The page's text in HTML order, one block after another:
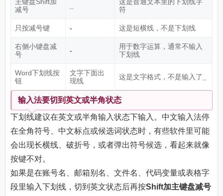
主键盘Shift加
减号
这是普通文本里的下划线字
符
只按减号键 - 这是短横线，不是下划线
右侧小键盘减
号
-
用于数字运算，通常不输入
下划线
Word下划线按
钮
文字下面出
现线
这是文字格式，不是输入了
输入法要切到英文或半角状态
下划线建议在英文或半角输入状态下输入。中文输入法停
在全角符号、中文标点或候选词状态时，有些软件里可能
会出现长横线、破折号，或者弹出符号候选，看起来就像
按键不对。
如果是在账号名、邮箱别名、文件名、代码变量或表格字
段里输入下划线，切到英文状态后再按Shift加主键盘减号